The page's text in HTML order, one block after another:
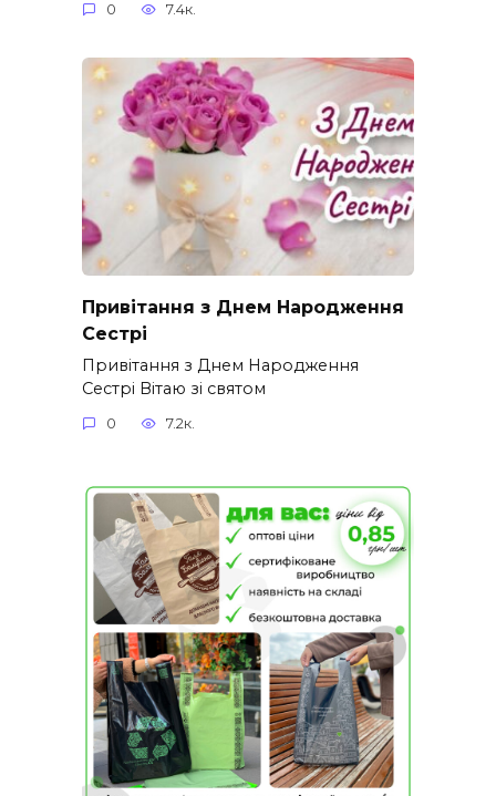
0 7.4к.
Привітання з Днем Народження
Сестрі
Привітання з Днем Народження
Сестрі Вітаю зі святом
0 7.2к.